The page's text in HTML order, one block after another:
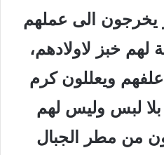
يخرجون الى عملهم
لهم خبز لاولادهم،
ويعللون كرم
بلا لبس وليس لهم
من مطر الجبال